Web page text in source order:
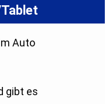
Auto
gibt es